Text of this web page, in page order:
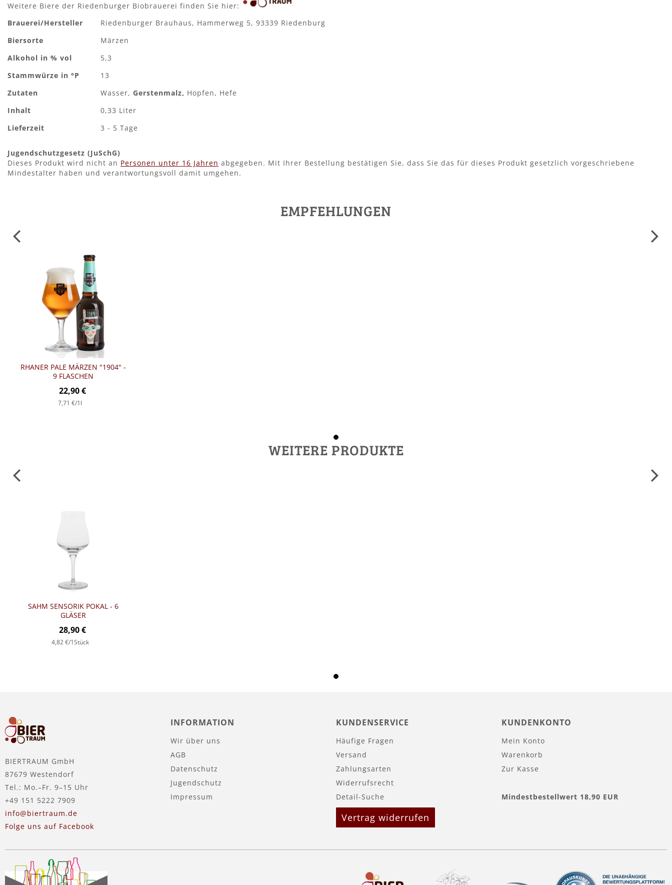
Weitere Biere der Riedenburger Biobrauerei finden Sie hier:
Mehr
Brauerei/Hersteller
Riedenburger Brauhaus, Hammerweg 5, 93339 Riedenburg
Biersorte
Märzen
Alkohol in % vol
5,3
Stammwürze in °P
13
Zutaten
Wasser, Gerstenmalz, Hopfen, Hefe
Inhalt
0,33 Liter
Lieferzeit
3 - 5 Tage
Jugendschutzgesetz (JuSchG)
Dieses Produkt wird nicht an Personen unter 16 Jahren abgegeben. Mit Ihrer Bestellung bestätigen Sie, dass Sie das für dieses Produkt gesetzlich vorgeschriebene
Mindestalter haben und verantwortungsvoll damit umgehen.
EMPFEHLUNGEN
RHANER PALE MÄRZEN "1904" -
9 FLASCHEN
22,90 €
7,71 €/1l
WEITERE PRODUKTE
SAHM SENSORIK POKAL - 6
GLÄSER
28,90 €
4,82 €/1Stück
BIERTRAUM GmbH
87679 Westendorf
Tel.: Mo.–Fr. 9–15 Uhr
+49 151 5222 7909
info@biertraum.de
Folge uns auf Facebook
INFORMATION
Wir über uns
AGB
Datenschutz
Jugendschutz
Impressum
KUNDENSERVICE
Häufige Fragen
Versand
Zahlungsarten
Widerrufsrecht
Detail-Suche
Vertrag widerrufen
KUNDENKONTO
Mein Konto
Warenkorb
Zur Kasse
Mindestbestellwert 18,90 EUR